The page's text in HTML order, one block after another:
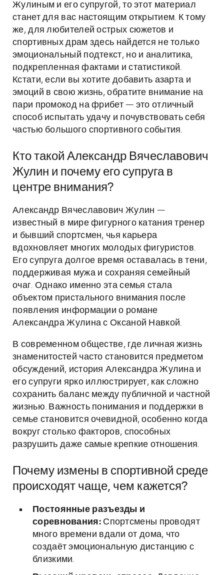
Жулиным и его супругой, то этот материал
станет для вас настоящим открытием. К тому
же, для любителей острых сюжетов и
спортивных драм здесь найдется не только
эмоциональный подтекст, но и аналитика,
подкрепленная фактами и статистикой.
Кстати, если вы хотите добавить азарта и
эмоций в свою жизнь, обратите внимание на
пари промокод на фрибет — это отличный
способ испытать удачу и почувствовать себя
частью большого спортивного события.
Кто такой Александр Вячеславович
Жулин и почему его супруга в
центре внимания?
Александр Вячеславович Жулин —
известный в мире фигурного катания тренер
и бывший спортсмен, чья карьера
вдохновляет многих молодых фигуристов.
Его супруга долгое время оставалась в тени,
поддерживая мужа и сохраняя семейный
очаг. Однако именно эта семья стала
объектом пристального внимания после
появления информации о романе
Александра Жулина с Оксаной Навкой.
В современном обществе, где личная жизнь
знаменитостей часто становится предметом
обсуждений, история Александра Жулина и
его супруги ярко иллюстрирует, как сложно
сохранить баланс между публичной и частной
жизнью. Важность понимания и поддержки в
семье становится очевидной, особенно когда
вокруг столько факторов, способных
разрушить даже самые крепкие отношения.
Почему измены в спортивной среде
происходят чаще, чем кажется?
Постоянные разъезды и
соревнования:Спортсмены проводят
много времени вдали от дома, что
создаёт эмоциональную дистанцию с
близкими.